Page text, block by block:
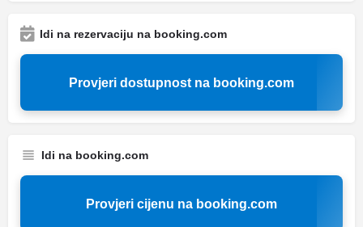
Idi na rezervaciju na booking.com
Provjeri dostupnost na booking.com
Idi na booking.com
Provjeri cijenu na booking.com